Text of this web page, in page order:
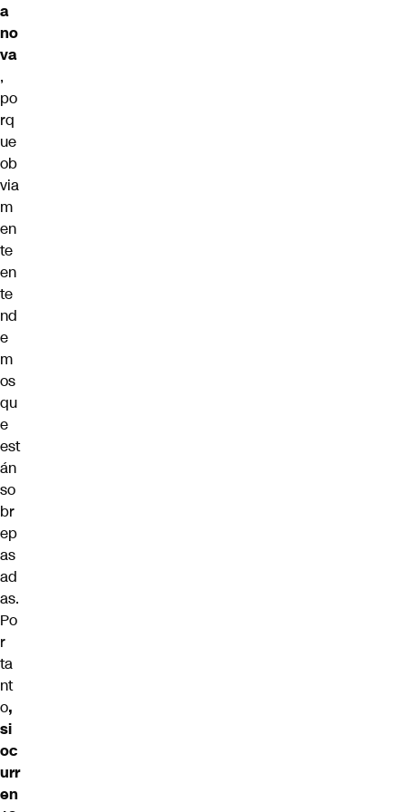
a
no
va
,
po
rq
ue
ob
via
m
en
te
en
te
nd
e
m
os
qu
e
est
án
so
br
ep
as
ad
as.
Po
r
ta
nt
o,
si
oc
urr
en